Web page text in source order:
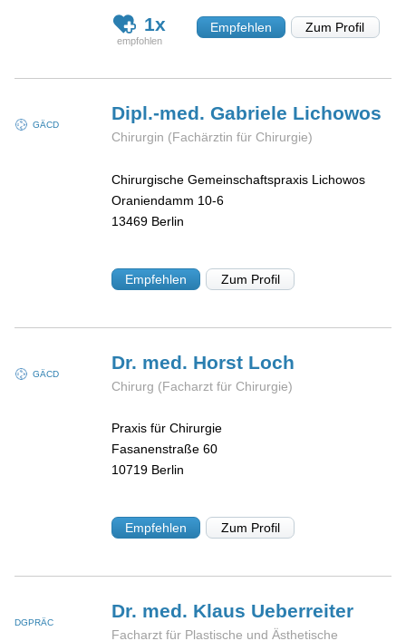
1x Empfehlen Zum Profil
GÄCD
Dipl.-med. Gabriele Lichowos
Chirurgin (Fachärztin für Chirurgie)
Chirurgische Gemeinschaftspraxis Lichowos
Oraniendamm 10-6
13469 Berlin
Empfehlen Zum Profil
GÄCD
Dr. med. Horst Loch
Chirurg (Facharzt für Chirurgie)
Praxis für Chirurgie
Fasanenstraße 60
10719 Berlin
Empfehlen Zum Profil
DGPRÄC
Dr. med. Klaus Ueberreiter
Facharzt für Plastische und Ästhetische